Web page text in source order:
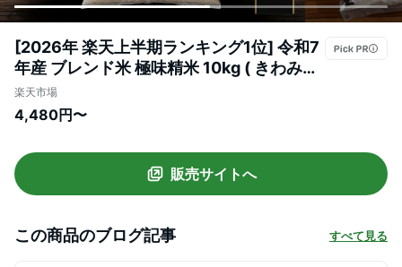
[2026年 楽天上半期ランキング1位] 令和7
年産 ブレンド米 極味精米 10kg ( きわみせ
いまい こめ お米 米 白米 全国 送料無料
（北海道 沖縄 離島含む） ブレンド米 安い
山川食糧
楽天市場
4,480円〜
販売サイトへ
この商品のブログ記事 すべて見る